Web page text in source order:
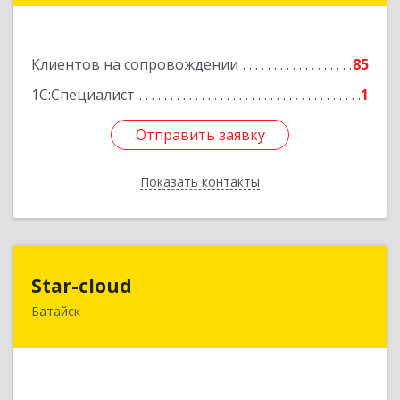
Клиентов на сопровождении
85
1С:Специалист
1
Отправить заявку
Показать контакты
Отправить заявку
Назад
Star-cloud
Батайск
346880, Ростовская обл, Батайск г, Фермерская